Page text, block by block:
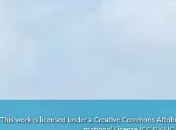
This work is licensed under a Creative Commons